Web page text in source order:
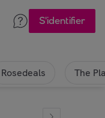
S'identifier
Rosedeals The